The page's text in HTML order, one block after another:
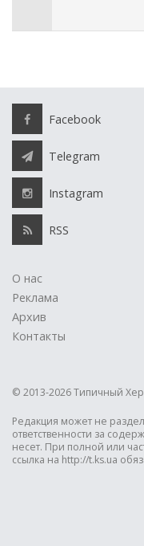
Facebook
Telegram
Instagram
RSS
О нас
Реклама
Архив
Контакты
© 2013-2026 Типичный
Редакция может не
ответственности за
несет. При полной или
ссылка на http://t.ks.ua